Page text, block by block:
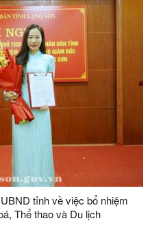
tỉnh về việc bổ nhiệm
Thể thao và Du lịch